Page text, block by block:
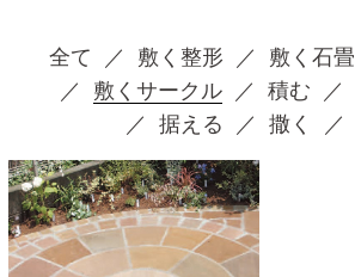
全て 敷く整形 敷く石畳
敷くサークル
積む
据える
撒く